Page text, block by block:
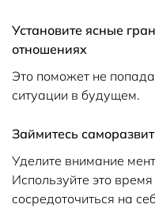
Установите ясные
отношениях
Это поможет не
ситуации в будущем.
Займитесь
Уделите внимание
Используйте это
сосредоточиться на